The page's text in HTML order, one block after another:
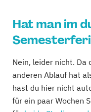
Hat man im
Nein, leider nicht. Da
anderen Ablauf hat
hast du hier nicht
für ein paar Wochen